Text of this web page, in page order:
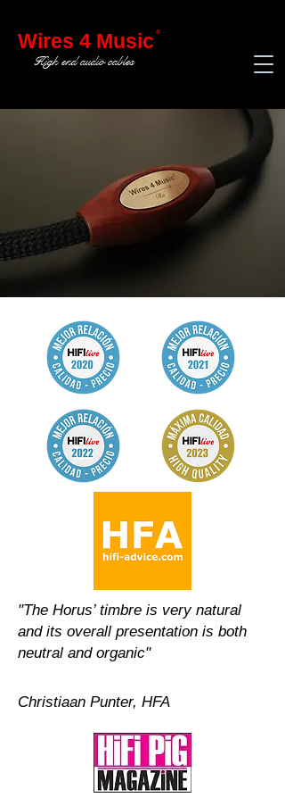
®
Wires 4 Music
High end audio cables
"The Horus’ timbre is very natural
and its overall presentation is both
neutral and organic"
Christiaan Punter, HFA